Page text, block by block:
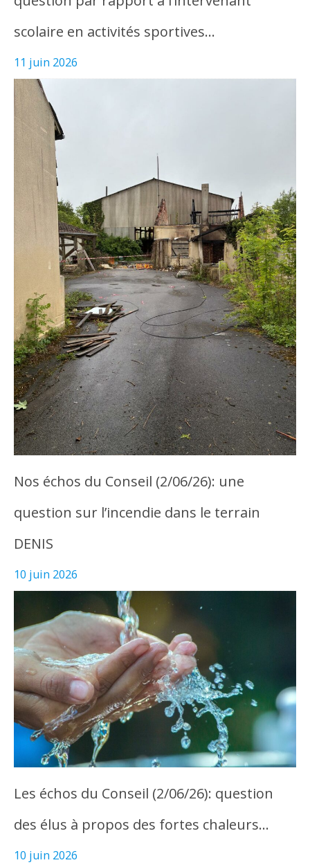
scolaire en activités sportives…
11 juin 2026
Nos échos du Conseil (2/06/26): une
question sur l’incendie dans le terrain
DENIS
10 juin 2026
Les échos du Conseil (2/06/26): question
des élus à propos des fortes chaleurs…
10 juin 2026